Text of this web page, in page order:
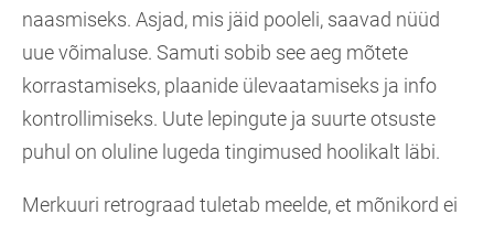
naasmiseks. Asjad, mis jäid pooleli, saavad nüüd
uue võimaluse. Samuti sobib see aeg mõtete
korrastamiseks, plaanide ülevaatamiseks ja info
kontrollimiseks. Uute lepingute ja suurte otsuste
puhul on oluline lugeda tingimused hoolikalt läbi.
Merkuuri retrograad tuletab meelde, et mõnikord ei